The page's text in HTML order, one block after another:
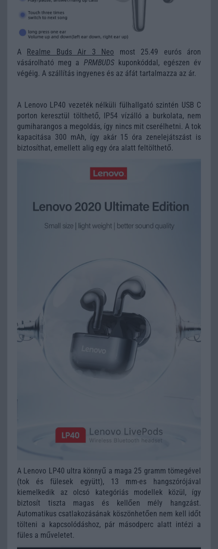
A Realme Buds Air 3 Neo most 25.49 eurós áron
vásárolható meg a PRMBUDSkuponkóddal, egészen év
végéig. A szállítás ingyenes és az áfát tartalmazza az ár.
A Lenovo LP40 vezeték nélküli fülhallgató szintén USB C
porton keresztül tölthető, IP54 vízálló a burkolata, nem
gumiharangos a megoldás, így nincs mit cserélhetni. A tok
kapacitása 300 mAh, így akár 15 óra zenelejátszást is
biztosíthat, emellett alig egy óra alatt feltölthető.
A Lenovo LP40 ultra könnyű a maga 25 gramm tömegével
(tok és fülesek együtt), 13 mm-es hangszórójával
kiemelkedik az olcsó kategóriás modellek közül, így
biztosít tiszta magas és kellően mély hangzást.
Automatikus csatlakozásának köszönhetően nem kell időt
tölteni a kapcsolódáshoz, pár másodperc alatt intézi a
füles a műveletet.